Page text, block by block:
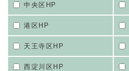
中央区HP
港区HP
天王寺区HP
西淀川区HP